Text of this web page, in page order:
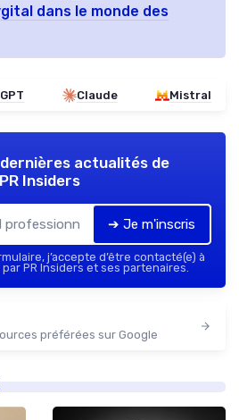
dans le monde des
Claude Mistral
actualités de
PR Insiders
➔ Je m'inscris
j’accepte d’être contacté(e) à
PR Insiders et ses partenaires.
préférées sur Google